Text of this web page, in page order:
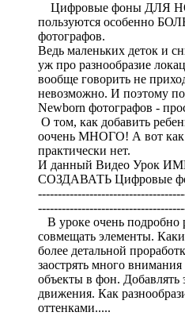
Цифровые фоны ДЛЯ
пользуются особенно
фотографов.
Ведь маленьких деток и
уж про разнообразие
вообще говорить не
невозможно. И поэтому
Newborn фотографов -
О том, как добавить
оочень МНОГО! А вот как
практически нет.
И данный Видео Урок
СОЗДАВАТЬ Цифровые
В уроке очень подробно
совмещать элементы.
более детальной
заострять много
объекты в фон. Добавлять
движения. Как
оттенками.....